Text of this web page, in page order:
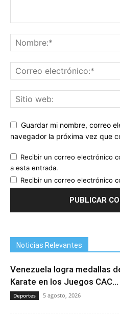
Guardar mi nombre, correo
navegador la próxima vez que
Recibir un correo electrónico
a esta entrada.
Recibir un correo electrónico
Noticias Relevantes
Venezuela logra medallas
Karate en los Juegos CAC...
Deportes 5 agosto, 2026